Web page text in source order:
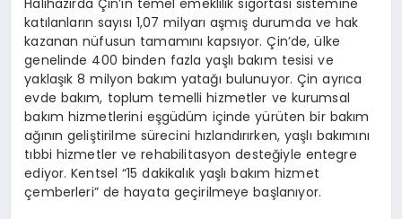
katılanların sayısı 1,07 milyarı aşmış durumda ve hak
kazanan nüfusun tamamını kapsıyor. Çin’de, ülke
genelinde 400 binden fazla yaşlı bakım tesisi ve
yaklaşık 8 milyon bakım yatağı bulunuyor. Çin ayrıca
evde bakım, toplum temelli hizmetler ve kurumsal
bakım hizmetlerini eşgüdüm içinde yürüten bir bakım
ağının geliştirilme sürecini hızlandırırken, yaşlı bakımını
tıbbi hizmetler ve rehabilitasyon desteğiyle entegre
ediyor. Kentsel “15 dakikalık yaşlı bakım hizmet
çemberleri” de hayata geçirilmeye başlanıyor.